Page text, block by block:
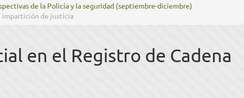
de la Policía y la seguridad (septiembre-diciembre)
impartición de justicia
en el Registro de Cadena